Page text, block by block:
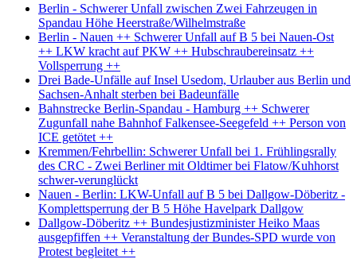
Berlin - Schwerer Unfall zwischen Zwei Fahrzeugen in
Spandau Höhe Heerstraße/Wilhelmstraße
Berlin - Nauen ++ Schwerer Unfall auf B 5 bei Nauen-Ost
++ LKW kracht auf PKW ++ Hubschraubereinsatz ++
Vollsperrung ++
Drei Bade-Unfälle auf Insel Usedom, Urlauber aus Berlin und
Sachsen-Anhalt sterben bei Badeunfälle
Bahnstrecke Berlin-Spandau - Hamburg ++ Schwerer
Zugunfall nahe Bahnhof Falkensee-Seegefeld ++ Person von
ICE getötet ++
Kremmen/Fehrbellin: Schwerer Unfall bei 1. Frühlingsrally
des CRC - Zwei Berliner mit Oldtimer bei Flatow/Kuhhorst
schwer-verunglückt
Nauen - Berlin: LKW-Unfall auf B 5 bei Dallgow-Döberitz -
Komplettsperrung der B 5 Höhe Havelpark Dallgow
Dallgow-Döberitz ++ Bundesjustizminister Heiko Maas
ausgepfiffen ++ Veranstaltung der Bundes-SPD wurde von
Protest begleitet ++